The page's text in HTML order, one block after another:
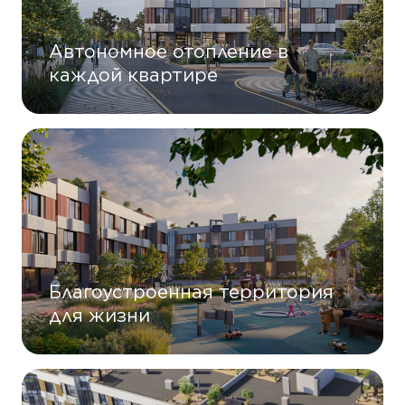
Автономное отопление в
каждой квартире
Благоустроенная территория
для жизни